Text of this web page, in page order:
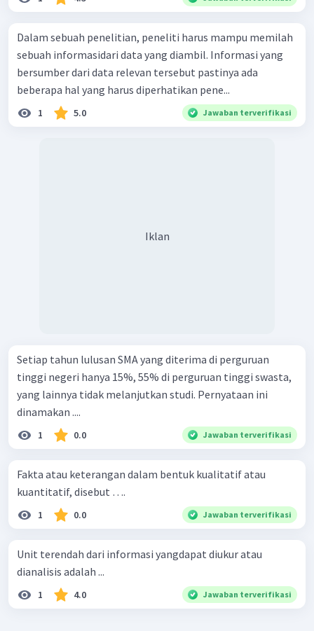
Dalam sebuah penelitian, peneliti harus mampu memilah
sebuah informasidari data yang diambil. Informasi yang
bersumber dari data relevan tersebut pastinya ada
beberapa hal yang harus diperhatikan pene...
1 5.0 Jawaban terverifikasi
Iklan
Setiap tahun lulusan SMA yang diterima di perguruan
tinggi negeri hanya 15%, 55% di perguruan tinggi swasta,
yang lainnya tidak melanjutkan studi. Pernyataan ini
dinamakan ....
1 0.0 Jawaban terverifikasi
Fakta atau keterangan dalam bentuk kualitatif atau
kuantitatif, disebut ….
1 0.0 Jawaban terverifikasi
Unit terendah dari informasi yangdapat diukur atau
dianalisis adalah ...
1 4.0 Jawaban terverifikasi